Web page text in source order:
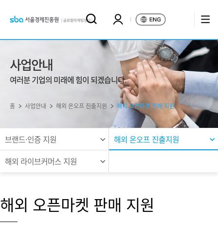
사업안내
여러분 기업의 미래에 힘이 되겠습니다.
홈 사업안내 해외 온오프 진출지원 해외 오픈마켓 판매 지원
브랜드·인증 지원 expand_more 해외 온오프 진출지원 expand_more
해외 라이브커머스 지원 expand_more
해외 오픈마켓 판매 지원